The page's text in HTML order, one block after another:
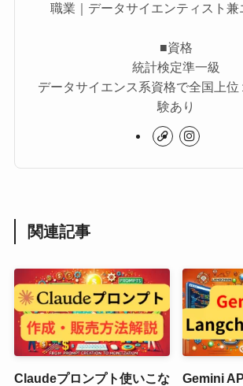
職業｜データサイエンティスト兼
■資格
統計検定準一級
データサイエンス系資格で全国上位
験あり
関連記事
Claudeプロンプト使いこな
Gemini